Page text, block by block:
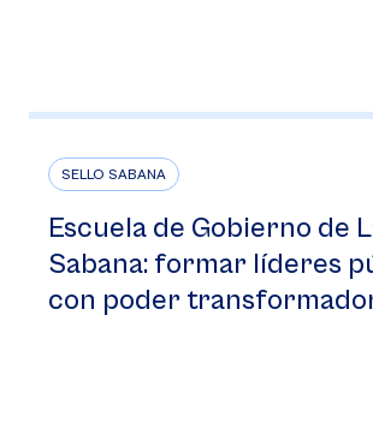
SELLO SABANA
Escuela de Gobierno de
Sabana: formar líderes
con poder